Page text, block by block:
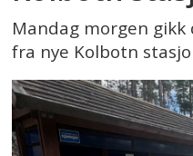
Mandag morgen
fra nye Kolbotn